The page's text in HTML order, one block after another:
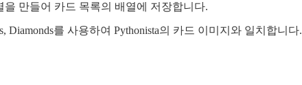
을 만들어 카드 목록의 배열에 저장합니다.
Diamonds를 사용하여 Pythonista의 카드 이미지와 일치합니다.